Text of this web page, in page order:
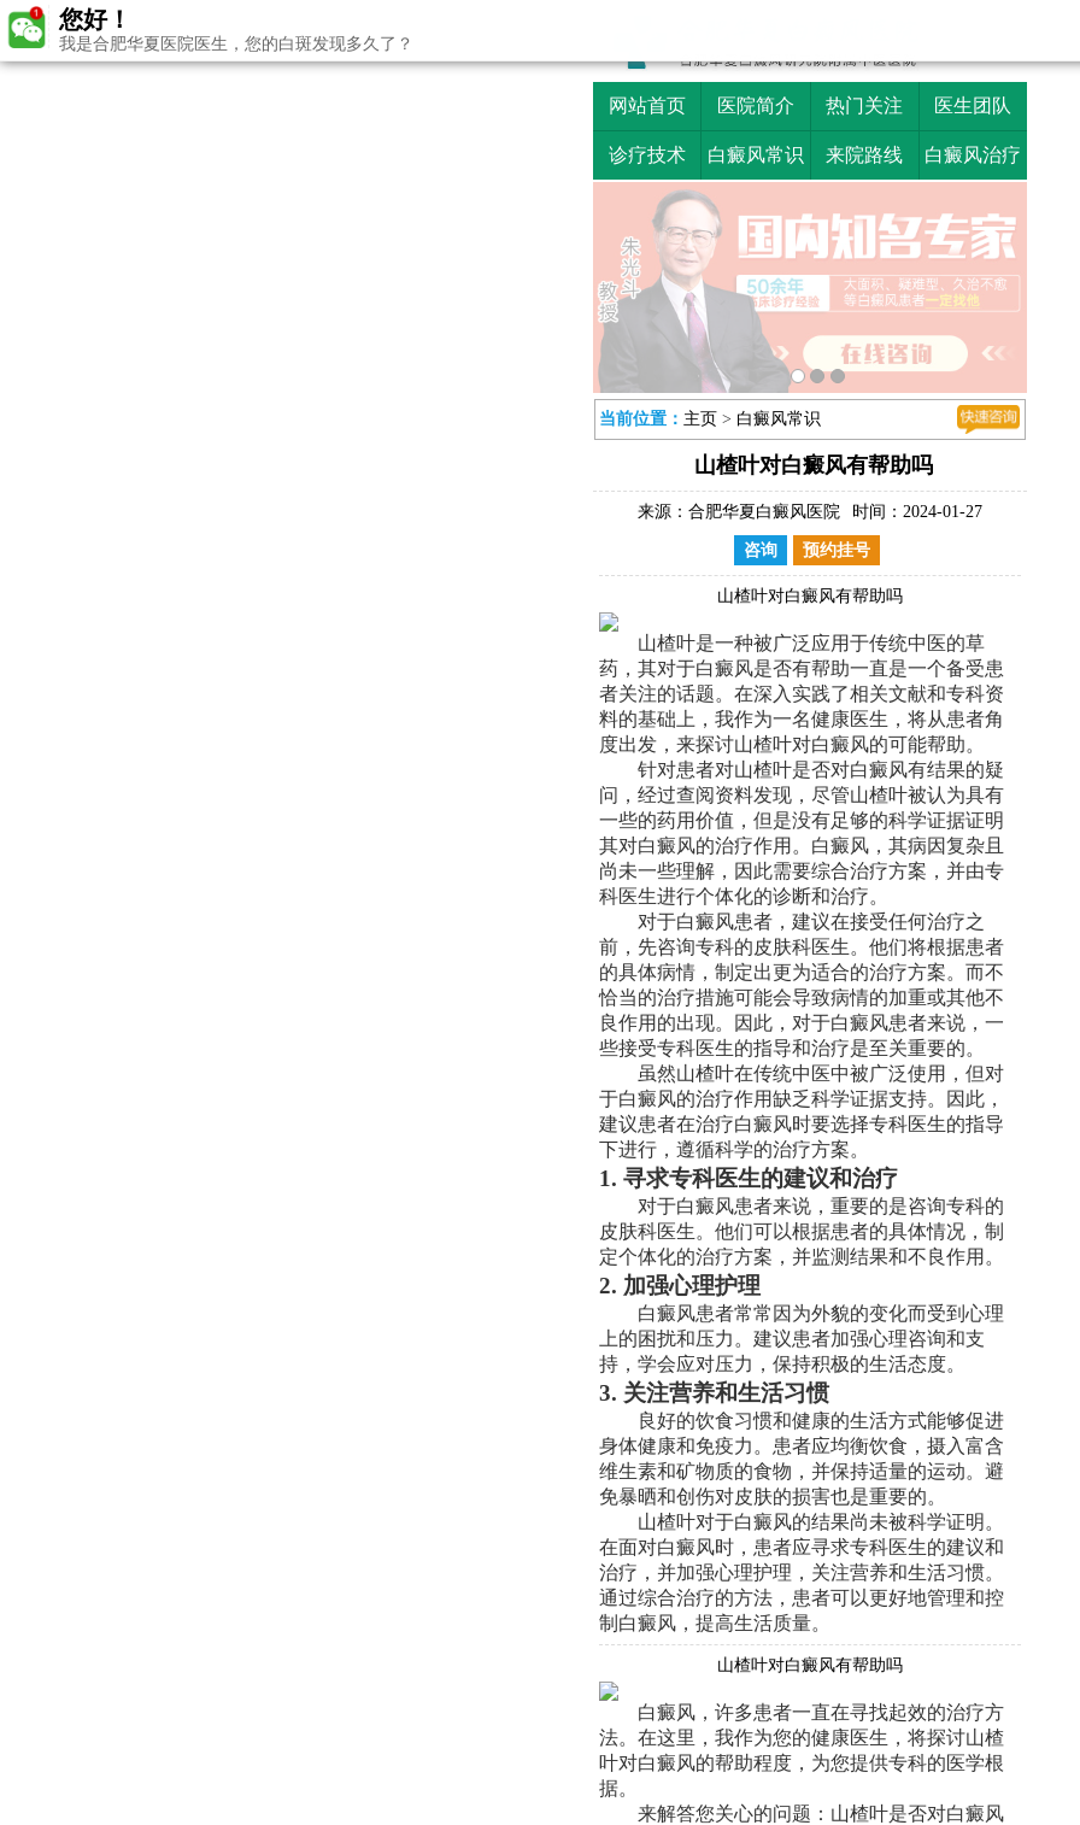
网站首页 医院简介 热门关注 医生团队
诊疗技术 白癜风常识 来院路线 白癜风治疗
当前位置： 主页 > 白癜风常识
山楂叶对白癜风有帮助吗
来源： 合肥华夏白癜风医院 时间：2024-01-27
咨询 预约挂号
山楂叶对白癜风有帮助吗
山楂叶是一种被广泛应用于传统中医的草
药，其对于白癜风是否有帮助一直是一个备受患
者关注的话题。在深入实践了相关文献和专科资
料的基础上，我作为一名健康医生，将从患者角
度出发，来探讨山楂叶对白癜风的可能帮助。
针对患者对山楂叶是否对白癜风有结果的疑
问，经过查阅资料发现，尽管山楂叶被认为具有
一些的药用价值，但是没有足够的科学证据证明
其对白癜风的治疗作用。白癜风，其病因复杂且
尚未一些理解，因此需要综合治疗方案，并由专
科医生进行个体化的诊断和治疗。
对于白癜风患者，建议在接受任何治疗之
前，先咨询专科的皮肤科医生。他们将根据患者
的具体病情，制定出更为适合的治疗方案。而不
恰当的治疗措施可能会导致病情的加重或其他不
良作用的出现。因此，对于白癜风患者来说，一
些接受专科医生的指导和治疗是至关重要的。
虽然山楂叶在传统中医中被广泛使用，但对
于白癜风的治疗作用缺乏科学证据支持。因此，
建议患者在治疗白癜风时要选择专科医生的指导
下进行，遵循科学的治疗方案。
1. 寻求专科医生的建议和治疗
对于白癜风患者来说，重要的是咨询专科的
皮肤科医生。他们可以根据患者的具体情况，制
定个体化的治疗方案，并监测结果和不良作用。
2. 加强心理护理
白癜风患者常常因为外貌的变化而受到心理
上的困扰和压力。建议患者加强心理咨询和支
持，学会应对压力，保持积极的生活态度。
3. 关注营养和生活习惯
良好的饮食习惯和健康的生活方式能够促进
身体健康和免疫力。患者应均衡饮食，摄入富含
维生素和矿物质的食物，并保持适量的运动。避
免暴晒和创伤对皮肤的损害也是重要的。
山楂叶对于白癜风的结果尚未被科学证明。
在面对白癜风时，患者应寻求专科医生的建议和
治疗，并加强心理护理，关注营养和生活习惯。
通过综合治疗的方法，患者可以更好地管理和控
制白癜风，提高生活质量。
山楂叶对白癜风有帮助吗
白癜风，许多患者一直在寻找起效的治疗方
法。在这里，我作为您的健康医生，将探讨山楂
叶对白癜风的帮助程度，为您提供专科的医学根
据。
来解答您关心的问题：山楂叶是否对白癜风
您好！
我是合肥华夏医院医生，您的白斑发现多久了？